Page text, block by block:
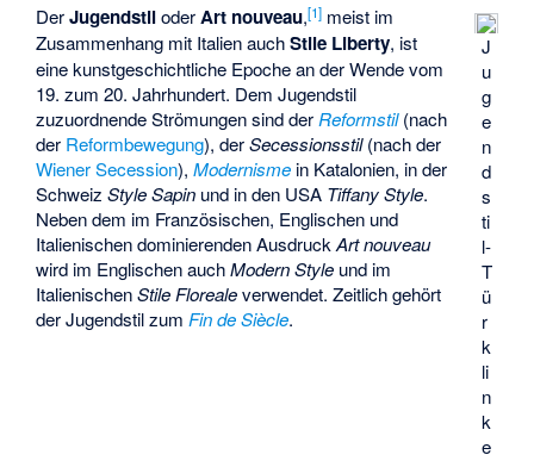
J
u
g
e
n
d
s
ti
l-
T
ü
r
k
li
n
k
e
DerJugendstiloderArt nouveau,[1] meist im
Zusammenhang mit Italien auchStile Liberty, ist
eine kunstgeschichtliche Epoche an der Wende vom
19. zum 20. Jahrhundert. Dem Jugendstil
zuzuordnende Strömungen sind derReformstil(nach
der Reformbewegung), derSecessionsstil(nach der
Wiener Secession),Modernisme in Katalonien, in der
SchweizStyle Sapin und in den USA Tiffany Style.
Neben dem im Französischen, Englischen und
Italienischen dominierenden AusdruckArt nouveau
wird im Englischen auchModern Style und im
ItalienischenStile Florealeverwendet. Zeitlich gehört
der Jugendstil zumFin de Siècle.